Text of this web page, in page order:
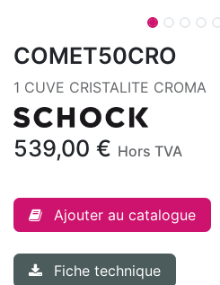
COMET50CRO
1 CUVE CRISTALITE CROMA
539,00 € Hors TVA
Ajouter au catalogue
Fiche technique